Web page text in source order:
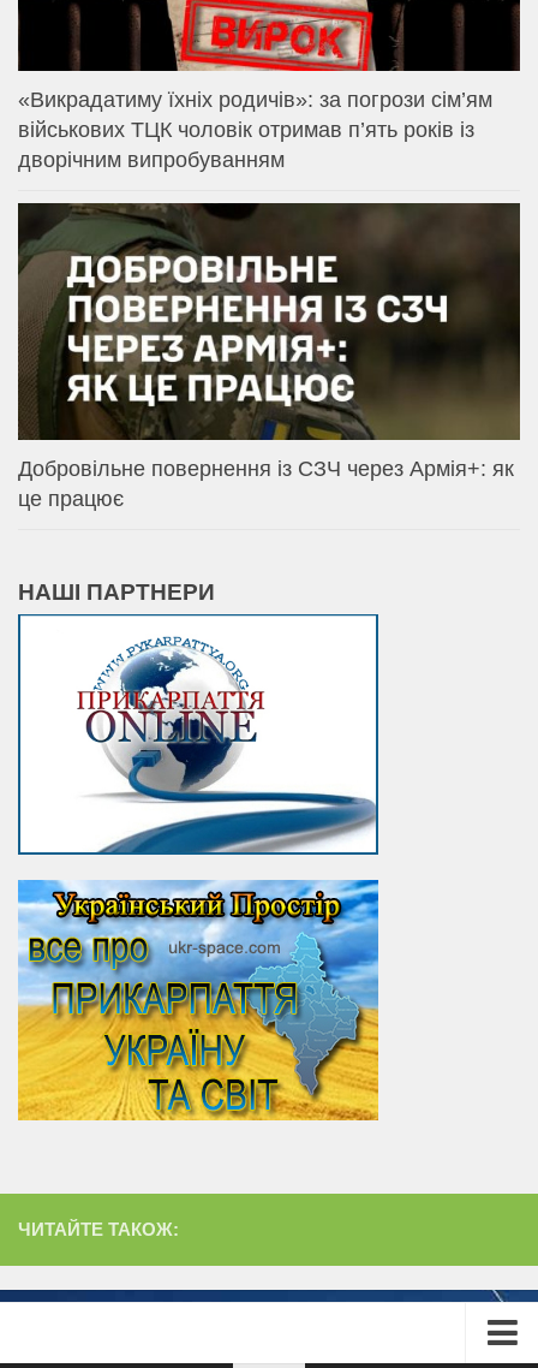
«Викрадатиму їхніх родичів»: за погрози сім’ям
військових ТЦК чоловік отримав п’ять років із
дворічним випробуванням
Добровільне повернення із СЗЧ через Армія+: як
це працює
НАШІ ПАРТНЕРИ
ЧИТАЙТЕ ТАКОЖ: